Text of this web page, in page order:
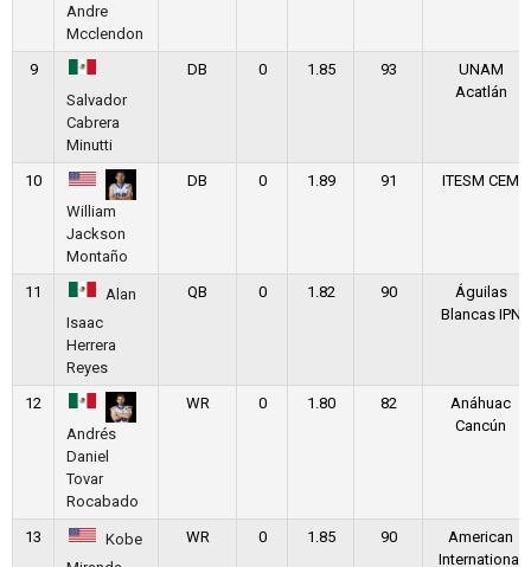
Andre
Mcclendon
9
Salvador
Cabrera
Minutti
DB 0 1.85 93
UNAM
Acatlán
10
William
Jackson
Montaño
DB 0 1.89 91 ITESM CEM
11
Alan
Isaac
Herrera
Reyes
QB 0 1.82 90
Águilas
Blancas IPN
12
Andrés
Daniel
Tovar
Rocabado
WR 0 1.80 82
Anáhuac
Cancún
13
Kobe
WR 0 1.85 90
American
International